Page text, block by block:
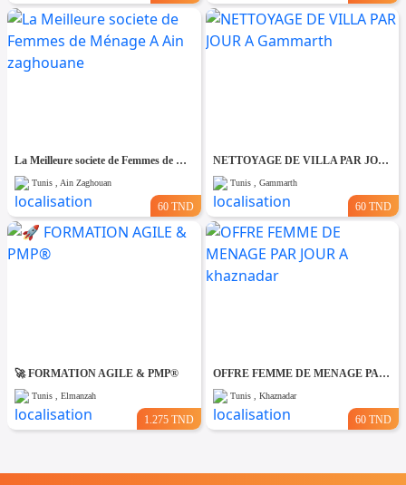
La Meilleure societe de Femmes de Ménage A Ain zaghouane
Tunis , Ain Zaghouan
60 TND
NETTOYAGE DE VILLA PAR JOUR A Gammarth
Tunis , Gammarth
60 TND
🚀 FORMATION AGILE & PMP®
Tunis , Elmanzah
1.275 TND
OFFRE FEMME DE MENAGE PAR JOUR A khaznadar
Tunis , Khaznadar
60 TND